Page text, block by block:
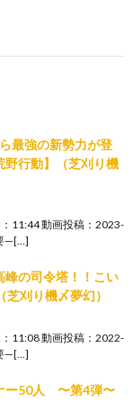
最強の新勢力が登
野行動】（芝刈り機
11:44 動画投稿：2023-
—[…]
峰の司令塔！！こい
刈り機〆夢幻）
11:08 動画投稿：2022-
—[…]
ー50人 〜第4弾〜